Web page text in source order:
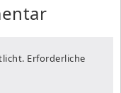
Erforderliche